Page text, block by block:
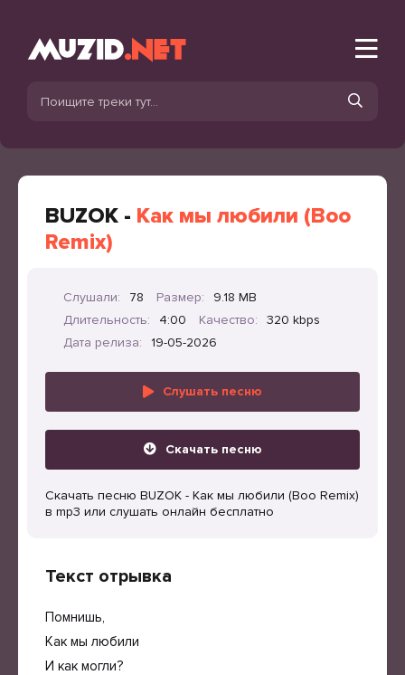
BUZOK - Как мы любили (Boo
Remix)
Слушали: 78 Размер:
9.18 MB
Длительность:
4:00 Качество:
320 kbps
Дата релиза:
19-05-2026
Слушать песню
Скачать песню
Скачать песню BUZOK - Как мы любили (Boo Remix)
в mp3 или слушать онлайн бесплатно
Текст отрывка
Помнишь,
Как мы любили
И как могли?